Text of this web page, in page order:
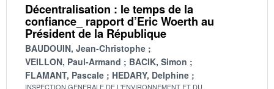
Décentralisation : le temps de la
confiance_ rapport d’Eric Woerth au
Président de la République
BAUDOUIN, Jean-Christophe
VEILLON, Paul-Armand
BACIK, Simon
FLAMANT, Pascale
HEDARY, Delphine
INSPECTION GENERALE DE L'ENVIRONNEMENT ET DU